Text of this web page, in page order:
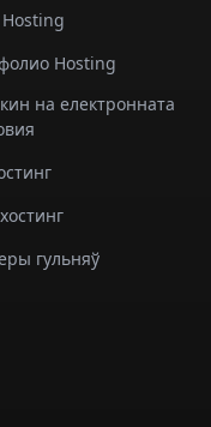
Hosting
на електронната
гульняў